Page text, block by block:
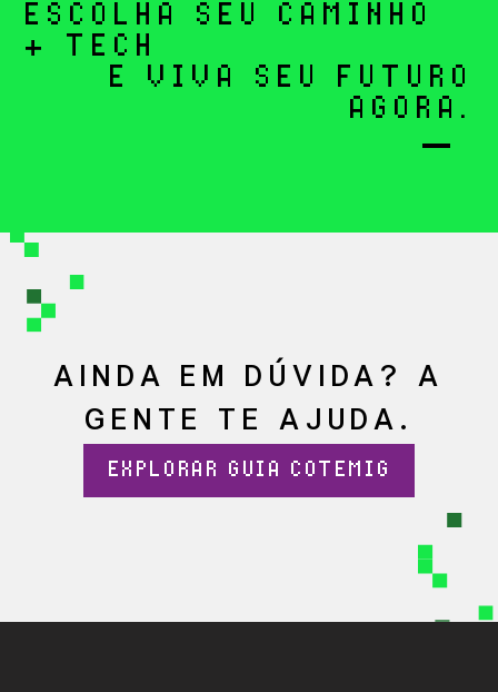
ESCOLHA SEU CAMINHO
+ TECH
E VIVA SEU FUTURO
AGORA.
AINDA EM DÚVIDA? A
GENTE TE AJUDA.
EXPLORAR GUIA COTEMIG